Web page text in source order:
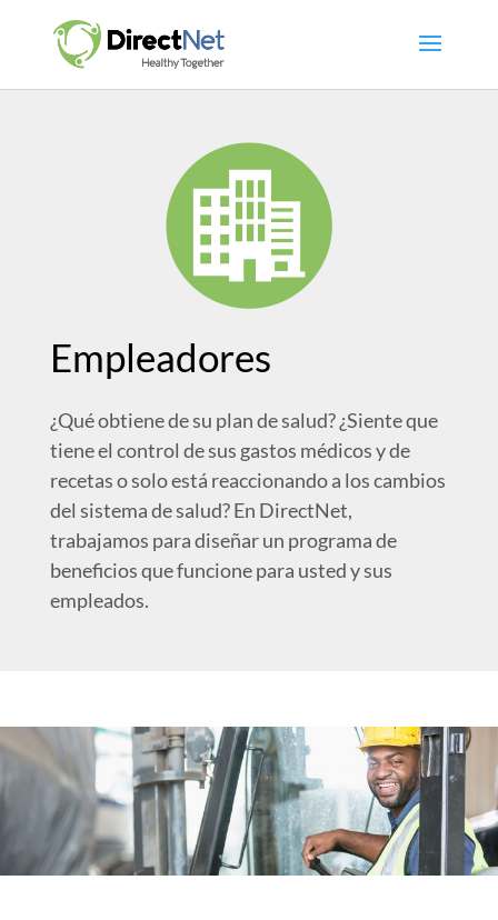
Empleadores
¿Qué obtiene de su plan de salud? ¿Siente que
tiene el control de sus gastos médicos y de
recetas o solo está reaccionando a los cambios
del sistema de salud? En DirectNet,
trabajamos para diseñar un programa de
beneficios que funcione para usted y sus
empleados.